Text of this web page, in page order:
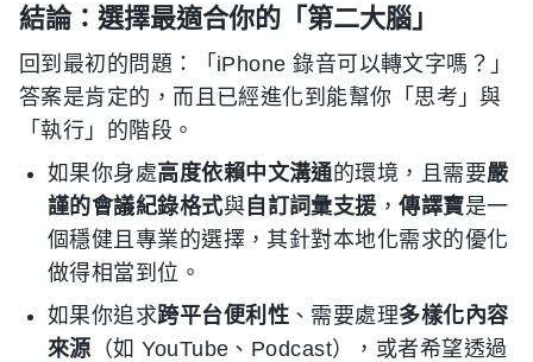
結論：選擇最適合你的「第二大腦」
回到最初的問題：「iPhone 錄音可以轉文字嗎？」
答案是肯定的，而且已經進化到能幫你「思考」與
「執行」的階段。
如果你身處高度依賴中文溝通的環境，且需要嚴
謹的會議紀錄格式與自訂詞彙支援 ，傳譯寶是一
個穩健且專業的選擇，其針對本地化需求的優化
做得相當到位。
如果你追求跨平台便利性、需要處理多樣化內容
來源 （如 YouTube、Podcast），或者希望透過